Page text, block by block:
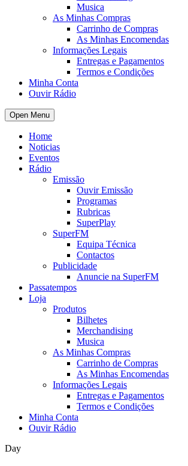
Musica
As Minhas Compras
Carrinho de Compras
As Minhas Encomendas
Informações Legais
Entregas e Pagamentos
Termos e Condições
Minha Conta
Ouvir Rádio
Open Menu
Home
Noticias
Eventos
Rádio
Emissão
Ouvir Emissão
Programas
Rubricas
SuperPlay
SuperFM
Equipa Técnica
Contactos
Publicidade
Anuncie na SuperFM
Passatempos
Loja
Produtos
Bilhetes
Merchandising
Musica
As Minhas Compras
Carrinho de Compras
As Minhas Encomendas
Informações Legais
Entregas e Pagamentos
Termos e Condições
Minha Conta
Ouvir Rádio
Day